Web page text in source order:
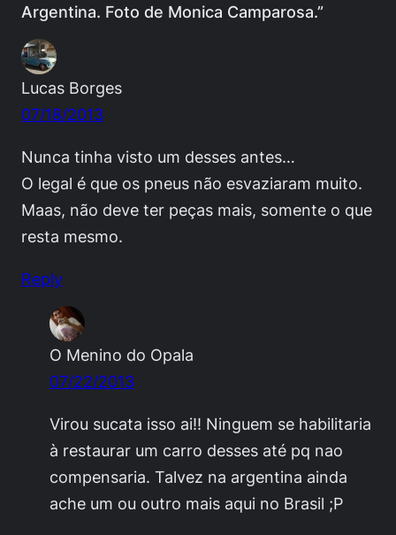
Argentina. Foto de Monica Camparosa.”
Lucas Borges
07/18/2013
Nunca tinha visto um desses antes…
O legal é que os pneus não esvaziaram muito.
Maas, não deve ter peças mais, somente o que
resta mesmo.
Reply
O Menino do Opala
07/22/2013
Virou sucata isso ai!! Ninguem se habilitaria
à restaurar um carro desses até pq nao
compensaria. Talvez na argentina ainda
ache um ou outro mais aqui no Brasil ;P